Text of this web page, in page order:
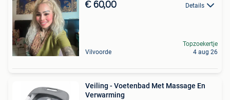
€ 60,00 Details
Vilvoorde
Topzoekertje
4 aug 26
Veiling - Voetenbad Met Massage En
Verwarming